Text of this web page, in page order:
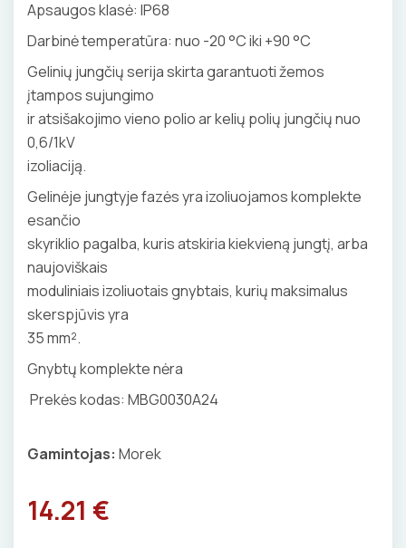
TERMO VAMZDELIAI, PIRŠTINĖS
TVIRTINIMO DETALĖS
GRINDINĖS DĖŽUTĖS
BATERIJOS
EL. SKAMBUČIAI
ŽAIBOSAUGA IR ĮŽEMINIMAS
Įkrovimo kabeliai
REPLĖS
ELEKTRINIS ŠILDYMAS
Apsaugos klasė: IP68
Darbinė temperatūra: nuo -20 °C iki +90 °C
Gelinių jungčių serija skirta garantuoti žemos
įtampos sujungimo
ir atsišakojimo vieno polio ar kelių polių jungčių nuo
0,6/1kV
izoliaciją.
Gelinėje jungtyje fazės yra izoliuojamos komplekte
esančio
skyriklio pagalba, kuris atskiria kiekvieną jungtį, arba
naujoviškais
moduliniais izoliuotais gnybtais, kurių maksimalus
skerspjūvis yra
35 mm².
Gnybtų komplekte nėra
Prekės kodas: MBG0030A24
Gamintojas: Morek
14.21 €